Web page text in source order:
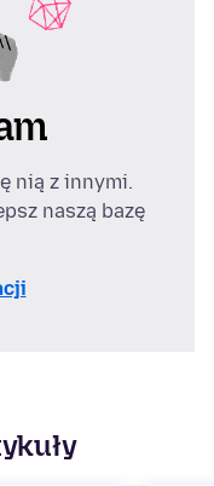
nią z innymi.
naszą bazę